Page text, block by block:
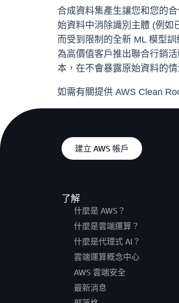
合成資料集產生讓您和您的
始資料中消除識別主體 (例如
而受到限制的全新 ML 模型
為高價值客戶推出聯合行銷
本，在不會暴露原始資料的
如需有關提供 AWS Clean
建立 AWS 帳戶
了解
什麼是 AWS？
什麼是雲端運算？
什麼是代理式 AI？
雲端運算概念中心
AWS 雲端安全
最新消息